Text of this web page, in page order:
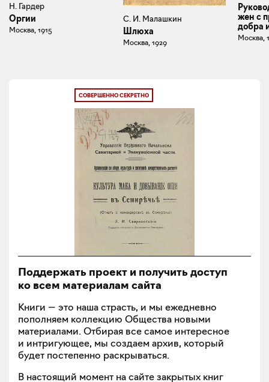
Н. Гардер
Оргии
Москва, 1915
С. И. Малашкин
Шлюха
Москва, 1929
жен с
добра
Москва,
СОВЕРШЕННО СЕКРЕТНО
Поддержать проект и получить доступ
ко всем материалам сайта
Книги — это наша страсть, и мы ежедневно
пополняем коллекцию Общества новыми
материалами. Отбирая все самое интересное
и интригующее, мы создаем архив, который
будет постепенно раскрываться.
В настоящий момент на сайте закрытых книг